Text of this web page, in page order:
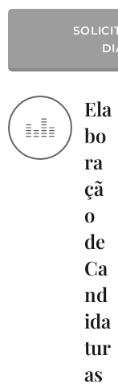
Ela
bo
ra
çã
o
de
Ca
nd
ida
tur
as